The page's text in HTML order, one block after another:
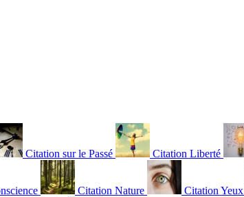
Citation sur le Passé Citation Liberté
Citation Nature Citation Yeux